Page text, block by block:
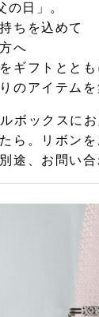
の日」。
ちを込めて
へ
ギフトとと
のアイテムを
ボックスにお
ら。リボンを
途、お問い